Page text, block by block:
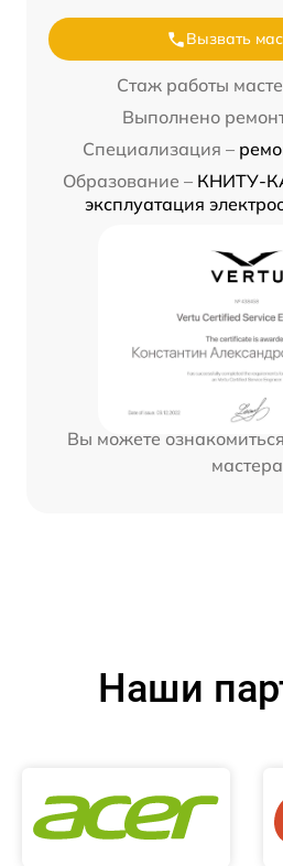
Вызвать
Стаж работы
Выполнено
Специализация –
Образование – КНИТУ-
эксплуатация
Вы можете
мастера
Наши